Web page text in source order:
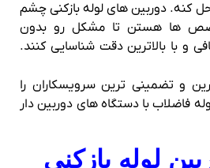
کنه. دوربین‌ های لوله‌ بازکنی چشم
ها هستن تا مشکل رو بدون
و با بالاترین دقت شناسایی کنند.
و تضمینی ترین سرویسکاران را
فاضلاب با دستگاه های دوربین دار
لوله‌ بازکنی